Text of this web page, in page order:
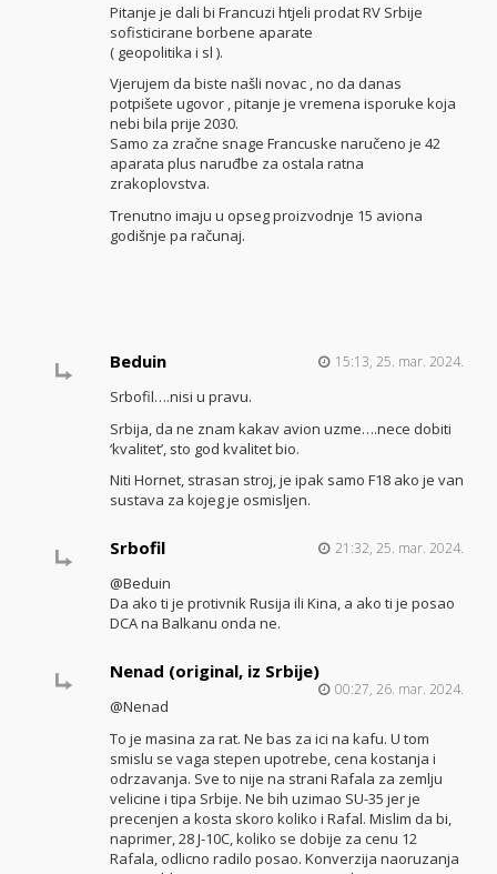
Pitanje je dali bi Francuzi htjeli prodat RV Srbije
sofisticirane borbene aparate
( geopolitika i sl ).
Vjerujem da biste našli novac , no da danas
potpišete ugovor , pitanje je vremena isporuke koja
nebi bila prije 2030.
Samo za zračne snage Francuske naručeno je 42
aparata plus naruđbe za ostala ratna
zrakoplovstva.
Trenutno imaju u opseg proizvodnje 15 aviona
godišnje pa računaj.
Beduin 15:13, 25. mar. 2024.
Srbofil….nisi u pravu.
Srbija, da ne znam kakav avion uzme….nece dobiti
‘kvalitet’, sto god kvalitet bio.
Niti Hornet, strasan stroj, je ipak samo F18 ako je van
sustava za kojeg je osmisljen.
Srbofil 21:32, 25. mar. 2024.
@Beduin
Da ako ti je protivnik Rusija ili Kina, a ako ti je posao
DCA na Balkanu onda ne.
Nenad (original, iz Srbije)
00:27, 26. mar. 2024.
@Nenad
To je masina za rat. Ne bas za ici na kafu. U tom
smislu se vaga stepen upotrebe, cena kostanja i
odrzavanja. Sve to nije na strani Rafala za zemlju
velicine i tipa Srbije. Ne bih uzimao SU-35 jer je
precenjen a kosta skoro koliko i Rafal. Mislim da bi,
naprimer, 28 J-10C, koliko se dobije za cenu 12
Rafala, odlicno radilo posao. Konverzija naoruzanja